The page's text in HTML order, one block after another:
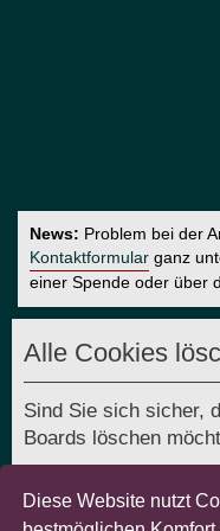
Diese Website nutzt
News: Problem bei der
Kontaktformular ganz
einer Spende oder über
Alle Cookies
Sind Sie sich sicher,
Boards löschen